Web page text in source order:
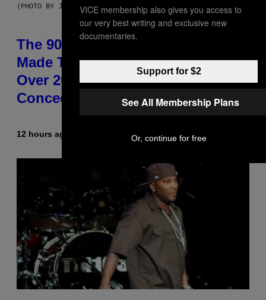
(PHOTO BY JOHNNY NUNEZ/WIREIMAGE)
The 90s Hip-Hop Legend Who
Made T.I. Delay His Debut Album
Over 20 Years Ago: ‘I Definitely
Conceded’
12 hours ago Caleb Catlin
VICE membership also gives you access to
our very best writing and exclusive new
documentaries.
Support for $2
See All Membership Plans
Or, continue for free